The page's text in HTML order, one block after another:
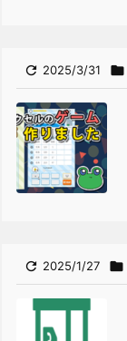
 2025/3/31 
 2025/1/27 